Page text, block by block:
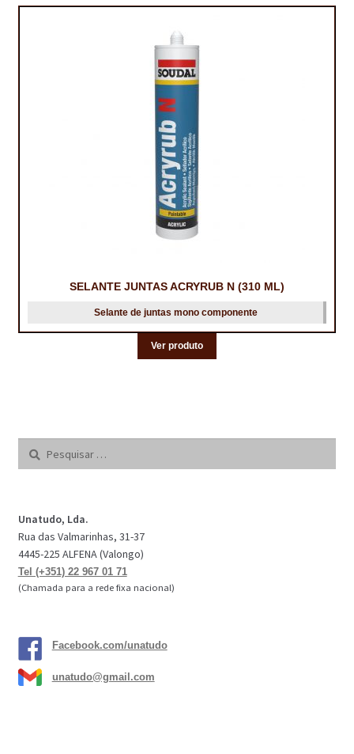
variants.
SELANTE JUNTAS ACRYRUB N (310 ML)
Selante de juntas mono componente
Ver produto
Pesquisar
Unatudo, Lda.
Rua das Valmarinhas, 31-37
4445-225 ALFENA (Valongo)
Tel (+351) 22 967 01 71
(Chamada para a rede fixa nacional)
Facebook.com/unatudo
unatudo@gmail.com